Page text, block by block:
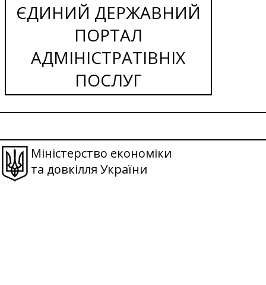
ЄДИНИЙ ДЕРЖАВНИЙ
ПОРТАЛ
АДМІНІСТРАТІВНІХ
ПОСЛУГ
Міністерство економіки
та довкілля України